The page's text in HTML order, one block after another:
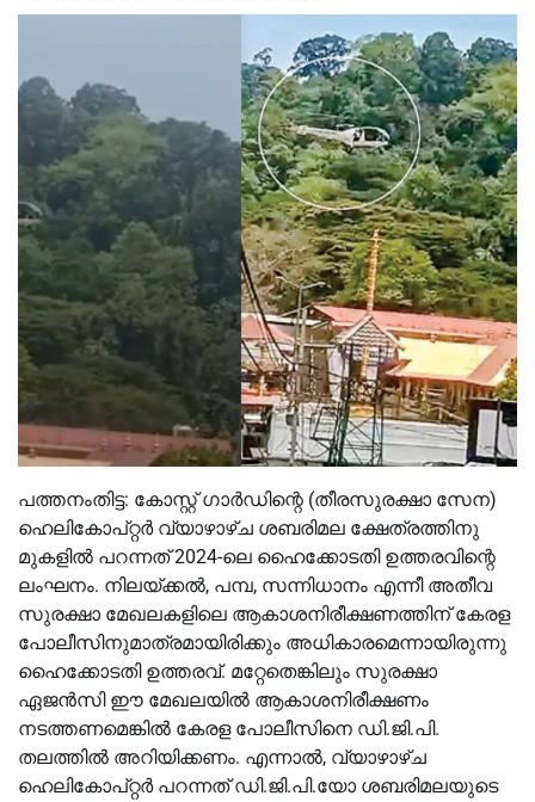
പത്തനംതിട്ട: കോസ്റ്റ് ഗാർഡിന്റെ (തീരസുരക്ഷാ സേന)
ഹെലികോപ്റ്റർ വ്യാഴാഴ്ച ശബരിമല ക്ഷേത്രത്തിനു
മുകളിൽ പറന്നത് 2024-ലെ ഹൈക്കോടതി ഉത്തരവിന്റെ
ലംഘനം. നിലയ്ക്കൽ, പമ്പ, സന്നിധാനം എന്നീ അതീവ
സുരക്ഷാ മേഖലകളിലെ ആകാശനിരീക്ഷണത്തിന് കേരള
പോലീസിനുമാത്രമായിരിക്കും അധികാരമെന്നായിരുന്നു
ഹൈക്കോടതി ഉത്തരവ്. മറ്റേതെങ്കിലും സുരക്ഷാ
ഏജൻസി ഈ മേഖലയിൽ ആകാശനിരീക്ഷണം
നടത്തണമെങ്കിൽ കേരള പോലീസിനെ ഡി.ജി.പി.
തലത്തിൽ അറിയിക്കണം. എന്നാൽ, വ്യാഴാഴ്ച
ഹെലികോപ്റ്റർ പറന്നത് ഡി.ജി.പി.യോ ശബരിമലയുടെ